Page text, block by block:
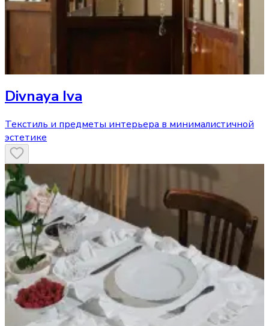
Divnaya Iva
Текстиль и предметы интерьера в минималистичной
эстетике